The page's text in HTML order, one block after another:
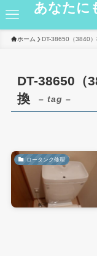
あなたに
ホーム DT-38650（3840）
DT-38650（
換
– tag –
ロータンク修理